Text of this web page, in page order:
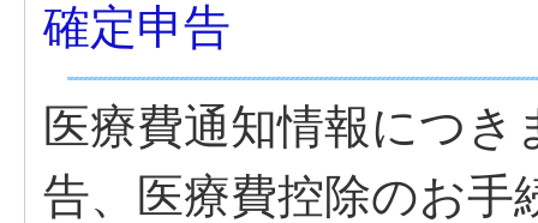
確定申告
医療費通知情報につ
告、医療費控除のお手